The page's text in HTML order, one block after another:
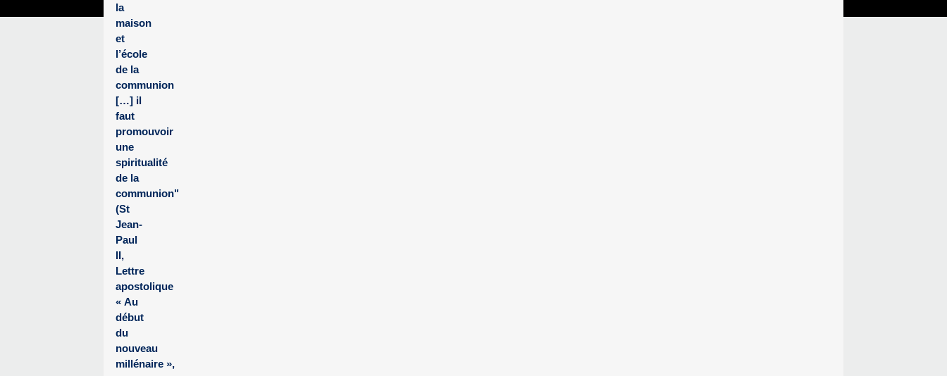
la
maison
et
l’école
de la
communion
[…] il
faut
promouvoir
une
spiritualité
de la
communion"
(St
Jean-
Paul
II,
Lettre
apostolique
« Au
début
du
nouveau
millénaire »,